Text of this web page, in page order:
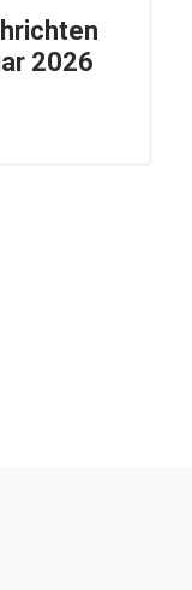
2026